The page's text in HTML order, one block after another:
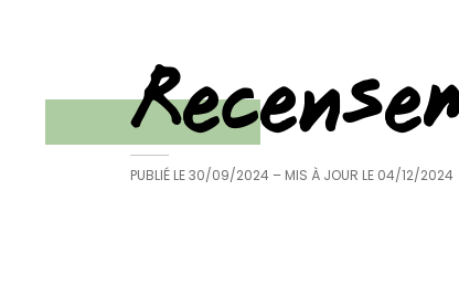
PUBLIÉ LE30/09/2024 – MIS À JOUR LE 04/12/2024